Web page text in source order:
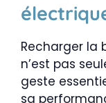
Recharger la
n’est pas
geste
sa